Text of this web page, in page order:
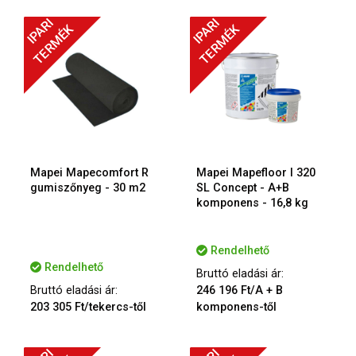
IPARI
TERMÉK
Mapei Mapecomfort R
gumiszőnyeg - 30 m2
Rendelhető
Bruttó eladási ár:
203 305 Ft/tekercs-től
IPARI
TERMÉK
Mapei Mapefloor I 320
SL Concept - A+B
komponens - 16,8 kg
Rendelhető
Bruttó eladási ár:
246 196 Ft/A + B
komponens-től